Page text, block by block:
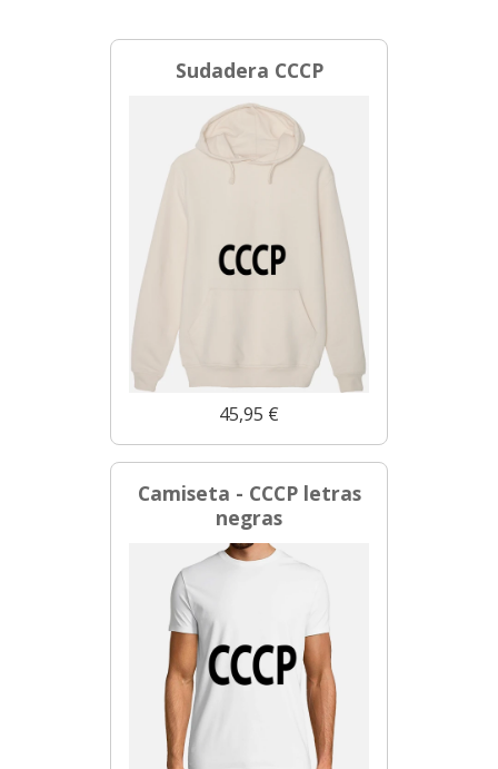
Sudadera CCCP
45,95 €
Camiseta - CCCP letras
negras